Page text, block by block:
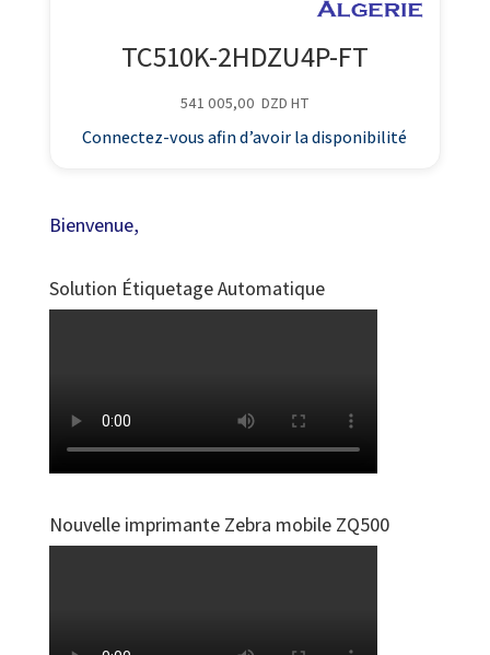
TC510K-2HDZU4P-FT
541 005,00 DZD HT
Connectez-vous afin d’avoir la disponibilité
Bienvenue,
Solution Étiquetage Automatique
Nouvelle imprimante Zebra mobile ZQ500